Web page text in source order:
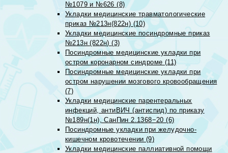
№1079 и №626 (8)
Укладки медицинские травматологические
приказ №213н(822н) (10)
Укладки медицинские посиндромные приказ
№213н (822н) (3)
Посиндромные медицинские укладки при
остром коронарном синдроме (11)
Посиндромные медицинские укладки при
остром нарушении мозгового кровообращения
(7)
Укладки медицинские парентеральных
инфекций, антиВИЧ (антиспид) по приказу
№189н(1н), СанПин 2.1368−20 (6)
Посиндромные укладки при желудочно-
кишечном кровотечении (9)
Укладки медицинские паллиативной помощи